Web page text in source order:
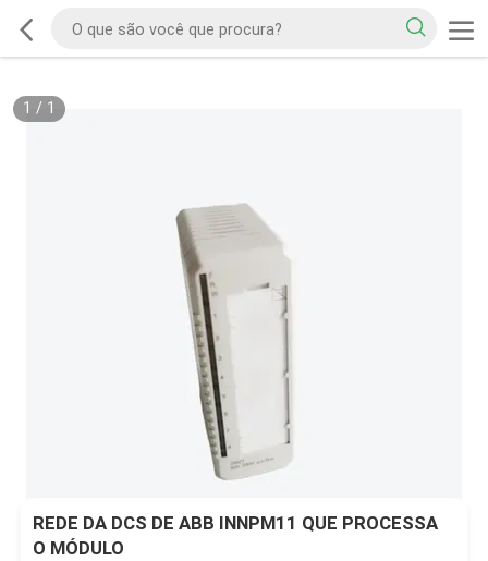
1 / 1
REDE DA DCS DE ABB INNPM11 QUE PROCESSA
O MÓDULO